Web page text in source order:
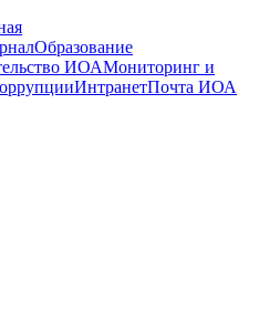
Образование
ИОАМониторинг и
ИнтранетПочта ИОА